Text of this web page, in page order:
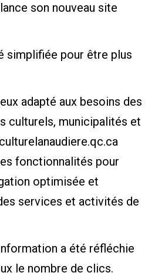
son nouveau site
simplifiée pour être plus
adapté aux besoins des
culturels, municipalités et
fonctionnalités pour
optimisée et
services et activités de
a été réfléchie
le nombre de clics.